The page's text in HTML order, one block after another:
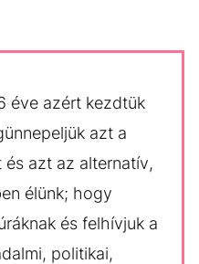
éve azért kezdtük
azt a
azt az alternatív,
élünk; hogy
és felhívjuk a
politikai,